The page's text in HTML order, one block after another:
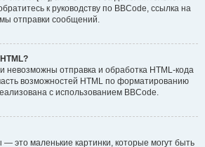
к руководству по BBCode, ссылка на
отправки сообщений.
невозможны отправка и обработка HTML-кода
возможностей HTML по форматированию
с использованием BBCode.
это маленькие картинки, которые могут быть